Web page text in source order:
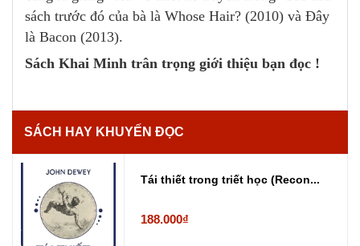
sách trước đó của bà là Whose Hair? (2010) và Đây
là Bacon (2013).
Sách Khai Minh trân trọng giới thiệu bạn đọc !
SÁCH HAY KHUYẾN ĐỌC
Tái thiết trong triết học (Recon...
188.000₫